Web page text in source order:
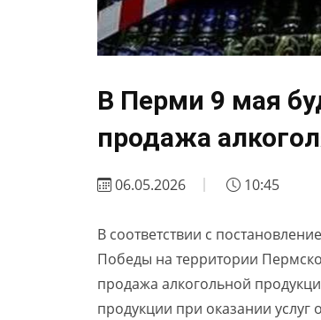
В Перми 9 мая
продажа
06.05.2026 10:45
В соответствии с
Победы на территории
продажа алкогольной
продукции при оказании услуг